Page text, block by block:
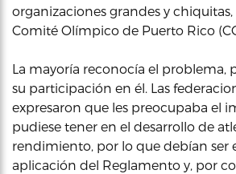
organizaciones grandes y chiquitas,
Comité Olímpico de Puerto Rico
La mayoría reconocía el problema,
su participación en él. Las
expresaron que les preocupaba el
pudiese tener en el desarrollo de
rendimiento, por lo que debían ser
aplicación del Reglamento y, por